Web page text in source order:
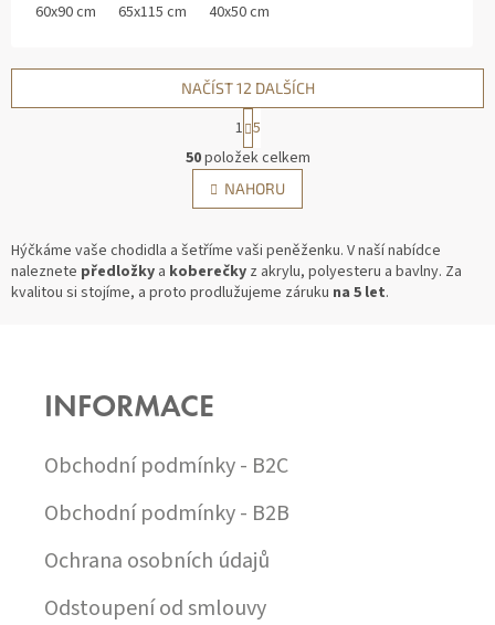
60x90 cm 65x115 cm 40x50 cm
O
V
L
Á
A
C
Í
P
S
U
NAČÍST 12 DALŠÍCH
S
Á
N
K
O
1 5
50položek celkem
NAHORU
Hýčkáme vaše chodidla a šetříme vaši peněženku. V naší nabídce
naleznete předložky a koberečky z akrylu, polyesteru a bavlny. Za
kvalitou si stojíme, a proto prodlužujeme záruku na 5 let.
INFORMACE
Obchodní podmínky - B2C
Obchodní podmínky - B2B
Ochrana osobních údajů
Odstoupení od smlouvy